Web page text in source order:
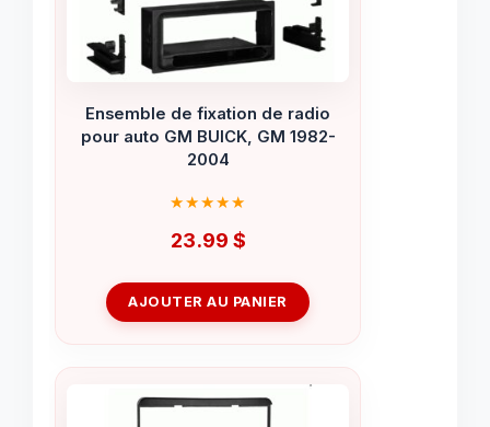
Ensemble de fixation de radio
pour auto GM BUICK, GM 1982-
2004
23.99 $
AJOUTER AU PANIER